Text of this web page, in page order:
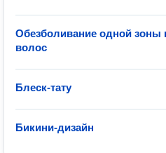
Обезболивание одной зоны
волос
Блеск-тату
Бикини-дизайн